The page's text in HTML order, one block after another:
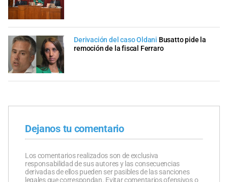
Derivación del caso Oldani Busatto pide la
remoción de la fiscal Ferraro
Dejanos tu comentario
Los comentarios realizados son de exclusiva
responsabilidad de sus autores y las consecuencias
derivadas de ellos pueden ser pasibles de las sanciones
legales que correspondan. Evitar comentarios ofensivos o